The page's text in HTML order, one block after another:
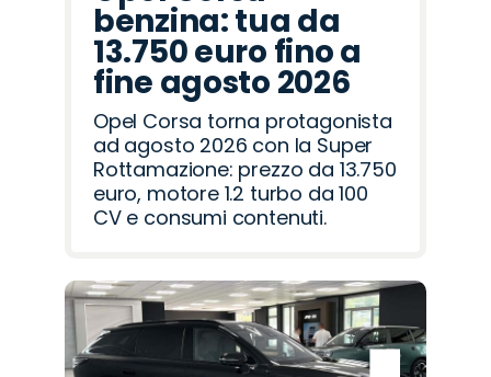
benzina: tua da
13.750 euro fino a
fine agosto 2026
Opel Corsa torna protagonista
ad agosto 2026 con la Super
Rottamazione: prezzo da 13.750
euro, motore 1.2 turbo da 100
CV e consumi contenuti.